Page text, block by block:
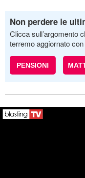
Non perdere le
Clicca sull’argomento
terremo aggiornato
PENSIONI